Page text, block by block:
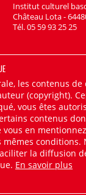
Institut culturel
Château Lota -
Tél. 05 59 93 25 25
les contenus de
(copyright).
vous êtes
contenus
vous en
mêmes conditions.
la diffusion
En savoir plus